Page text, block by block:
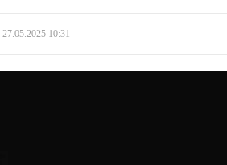
27.05.2025 10:31